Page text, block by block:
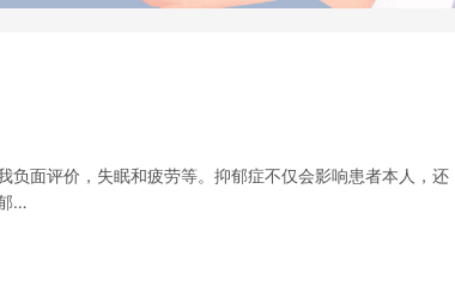
面评价，失眠和疲劳等。抑郁症不仅会影响患者本人，还
…